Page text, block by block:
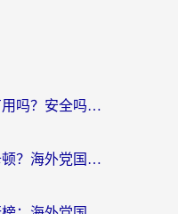
在国外打鸣潮用加速器有用吗？安全吗？海外玩家国服游戏加速全指南
德国怎么玩地鼠传奇不卡顿？海外党国服游戏加速全攻略（含战双EVE实用指南）